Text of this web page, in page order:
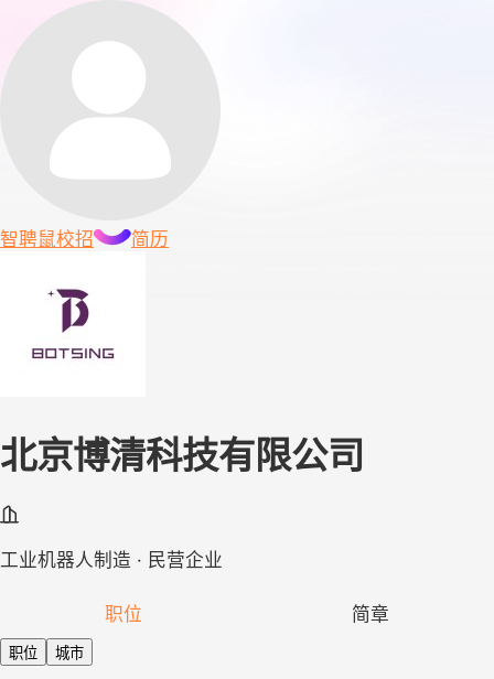
智聘鼠校招 简历
北京博清科技有限公司
工业机器人制造 · 民营企业
职位 简章
职位 城市